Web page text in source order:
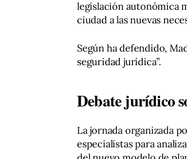
legislación autonómica
ciudad a las nuevas
Según ha defendido,
seguridad jurídica”.
Debate jurídico
La jornada organizada
especialistas para